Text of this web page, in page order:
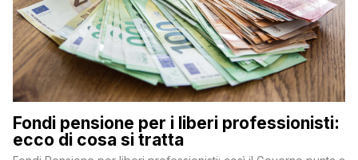
Fondi pensione per i liberi professionisti:
ecco di cosa si tratta